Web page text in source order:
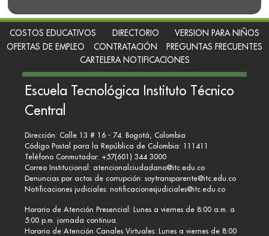
COSTOS EDUCATIVOS DIRECTORIO
VERSION PARA NIÑOS
OFERTAS DE EMPLEO
CONTRATACIÓN
PREGUNTAS FRECUENTES
CARTELERA NOTIFICACIONES
Escuela Tecnológica Instituto Técnico
Central
Dirección: Calle 13 # 16 - 74. Bogotá, Colombia
Código Postal para la República de Colombia: 111411
Teléfono Conmutador: +57(601) 344 3000
Correo Institucional: atencionalciudadano@itc.edu.co
Denuncias por actos de corrupción: soytransparente@itc.edu.co
Notificaciones judiciales: notificacionesjudiciales@itc.edu.co
Horario de Atención Presencial: Lunes a viernes de 8:00 a.m. a
5:00 p.m. jornada continua.
Horario de Atención Canales Virtuales: Lunes a viernes de 8:00